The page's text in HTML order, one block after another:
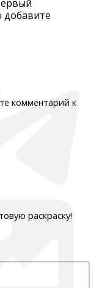
комментарий к
раскраску!